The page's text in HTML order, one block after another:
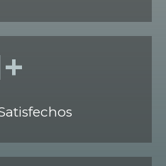
+